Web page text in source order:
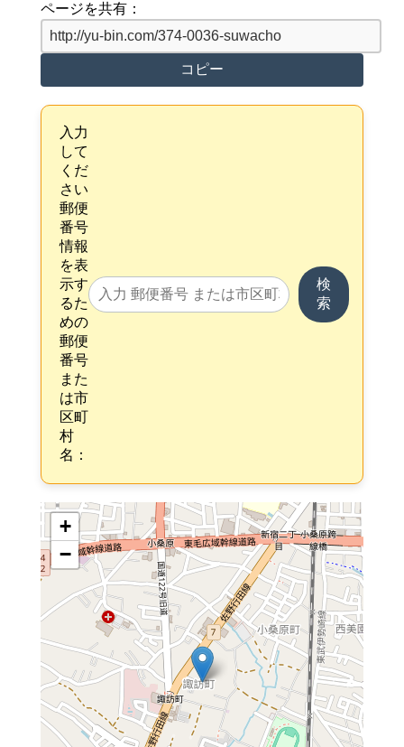
ページを共有：
コピー
入力
して
くだ
さい
郵便
番号
情報
を表
示す
るた
めの
郵便
番号
また
は市
区町
村
名：
検
索
+
−